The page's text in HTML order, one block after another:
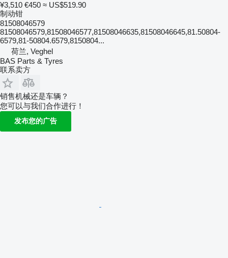
¥3,510 €450 ≈ US$519.90
制动钳
81508046579
81508046579,81508046577,81508046635,81508046645,81.50804-
6579,81-50804.6579,8150804...
荷兰, Veghel
BAS Parts & Tyres
联系卖方
销售机械还是车辆？
您可以与我们合作进行！
发布您的广告